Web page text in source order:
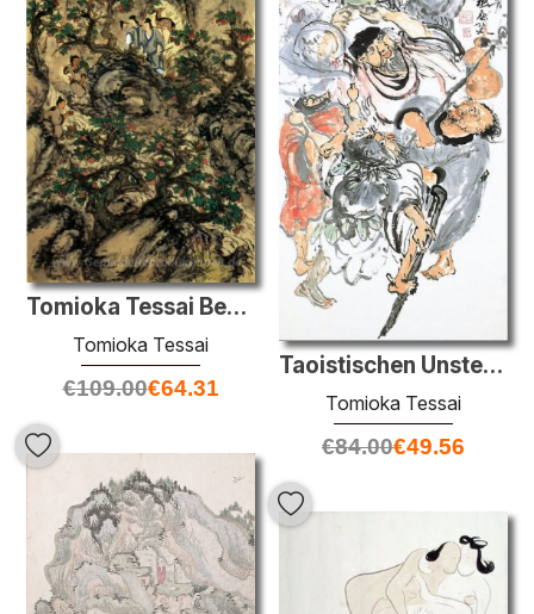
Tomioka Tessai Begegnung mit Immortal Frauen
Tomioka Tessai
€109.00€64.31
Taoistischen Unsterblichen Feiern Longevity
Tomioka Tessai
€84.00€49.56